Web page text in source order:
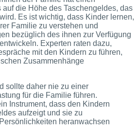
die Höhe des Taschengeldes, das
Es ist wichtig, dass Kinder lernen,
Familie zu verstehen und
bezüglich des ihnen zur Verfügung
Experten raten dazu,
mit den Kindern zu führen,
Zusammenhänge
sollte daher nie zu einer
für die Familie führen.
Instrument, dass den Kindern
aufzeigt und sie zu
heranwachsen